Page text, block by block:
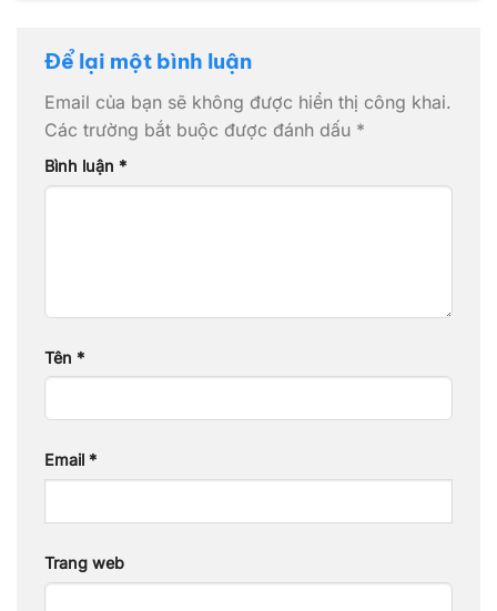
Để lại một bình luận
Email của bạn sẽ không được hiển thị công khai.
Các trường bắt buộc được đánh dấu *
Bình luận *
Tên *
Email *
Trang web